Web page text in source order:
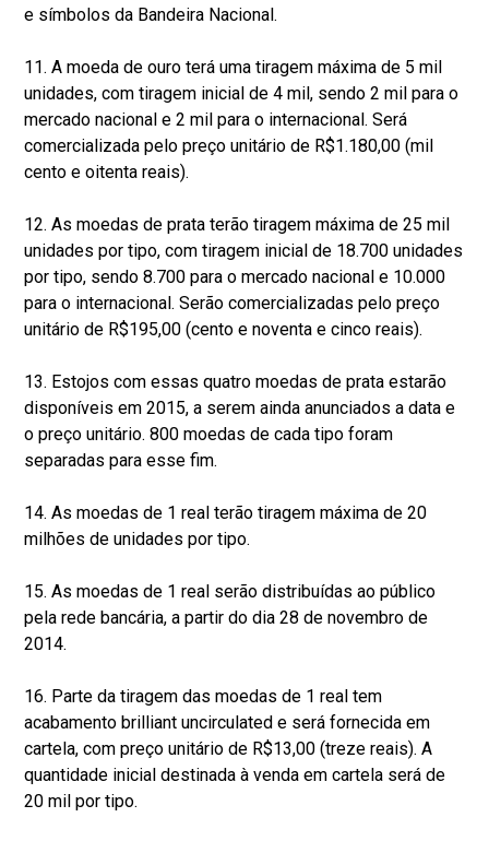
e símbolos da Bandeira Nacional.
11. A moeda de ouro terá uma tiragem máxima de 5 mil
unidades, com tiragem inicial de 4 mil, sendo 2 mil para o
mercado nacional e 2 mil para o internacional. Será
comercializada pelo preço unitário de R$1.180,00 (mil
cento e oitenta reais).
12. As moedas de prata terão tiragem máxima de 25 mil
unidades por tipo, com tiragem inicial de 18.700 unidades
por tipo, sendo 8.700 para o mercado nacional e 10.000
para o internacional. Serão comercializadas pelo preço
unitário de R$195,00 (cento e noventa e cinco reais).
13. Estojos com essas quatro moedas de prata estarão
disponíveis em 2015, a serem ainda anunciados a data e
o preço unitário. 800 moedas de cada tipo foram
separadas para esse fim.
14. As moedas de 1 real terão tiragem máxima de 20
milhões de unidades por tipo.
15. As moedas de 1 real serão distribuídas ao público
pela rede bancária, a partir do dia 28 de novembro de
2014.
16. Parte da tiragem das moedas de 1 real tem
acabamento brilliant uncirculated e será fornecida em
cartela, com preço unitário de R$13,00 (treze reais). A
quantidade inicial destinada à venda em cartela será de
20 mil por tipo.